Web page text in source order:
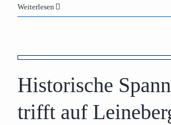
Weiterlesen
Historische
trifft auf